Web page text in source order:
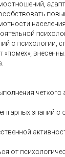
о психологии,
«помех»,
четкого
знаний о
от